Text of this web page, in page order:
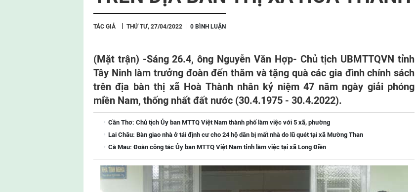
TÁC GIẢ THỨ TƯ, 27/04/2022 0 BÌNH LUẬN
(Mặt trận) -Sáng 26.4, ông Nguyễn Văn Hợp- Chủ tịch UBMTTQVN tỉnh
Tây Ninh làm trưởng đoàn đến thăm và tặng quà các gia đình chính sách
trên địa bàn thị xã Hoà Thành nhân kỷ niệm 47 năm ngày giải phóng
miền Nam, thống nhất đất nước (30.4.1975 - 30.4.2022).
Cần Thơ: Chủ tịch Ủy ban MTTQ Việt Nam thành phố làm việc với 5 xã, phường
Lai Châu: Bàn giao nhà ở tái định cư cho 24 hộ dân bị mất nhà do lũ quét tại xã Mường Than
Cà Mau: Đoàn công tác Ủy ban MTTQ Việt Nam tỉnh làm việc tại xã Long Điền